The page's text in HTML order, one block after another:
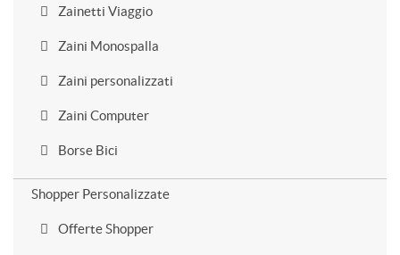
Zainetti Viaggio
Zaini Monospalla
Zaini personalizzati
Zaini Computer
Borse Bici
Shopper Personalizzate
Offerte Shopper